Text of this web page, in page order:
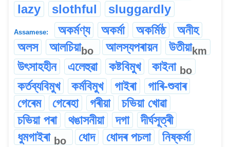
lazy
slothful sluggardly
Assamese: অকৰ্মণ্য অকৰ্মা অকৰ্মিষ্ঠ
অনীহ
অলস
আলচিয়াbo আলস্যপৰায়ন উতীয়াkm
উৎসাহহীন এলেহুৱা কষ্টবিমুখ কাইনা bo
কৰ্তব্যবিমুখ কৰ্মবিমুখ গাইৰা
গাৰি-শুবাৰ
গেৰেম
গেৰেহা গৰীয়া
চভিয়া খোৱা
চভিয়া পৰা
থঙাসনীয়া দগা
দীৰ্ঘসূত্ৰী
ধুমগাইৰা bo ধোদ ধোদৰ পচলা
নিষ্কৰ্মা